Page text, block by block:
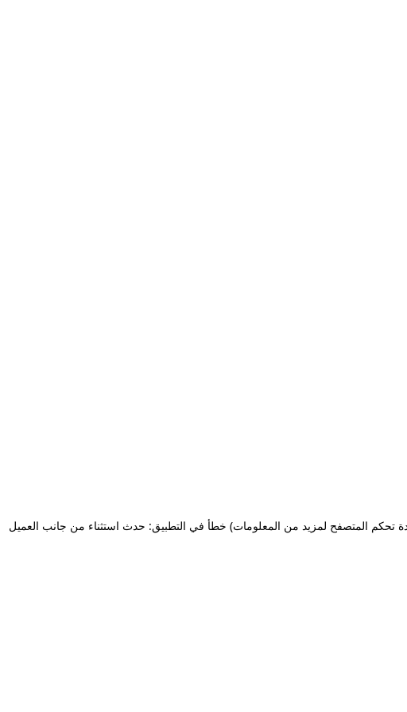
خطأ في التطبيق: حدث استثناء من جانب العميل تحكم المتصفح لمزيد من المعلومات)